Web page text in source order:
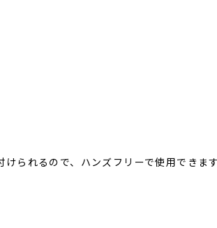
られるので、ハンズフリーで使用できます